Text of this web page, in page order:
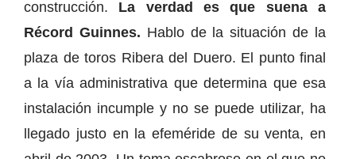
construcción. La verdad es que suena a
Récord Guinnes. Hablo de la situación de la
plaza de toros Ribera del Duero. El punto final
a la vía administrativa que determina que esa
instalación incumple y no se puede utilizar, ha
llegado justo en la efeméride de su venta, en